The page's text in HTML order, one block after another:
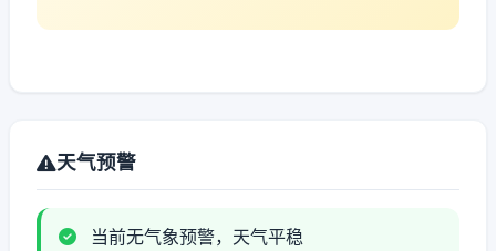
天气预警
当前无气象预警，天气平稳